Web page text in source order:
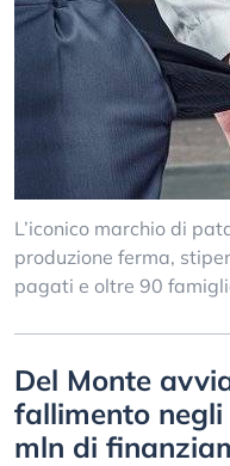
L’iconico marchio di
produzione ferma,
pagati e oltre 90
Del Monte
fallimento
mln di